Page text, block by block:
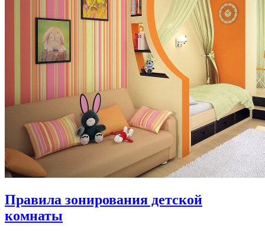
Правила зонирования детской
комнаты